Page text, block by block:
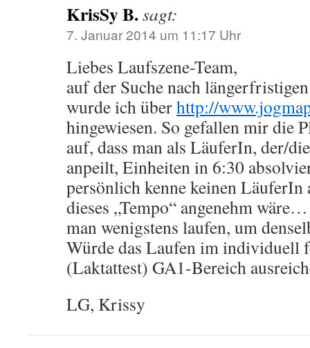
KrisSy B.sagt:
7. Januar 2014 um 11:17 Uhr
Liebes Laufszene-Team,
auf der Suche nach
wurde ich überhttp://
hingewiesen. So gefallen mir die
auf, dass man als LäuferIn, der/
anpeilt, Einheiten in 6:30
persönlich kenne keinen LäuferIn
dieses „Tempo“ angenehm
man wenigstens laufen, um
Würde das Laufen im individuell
(Laktattest) GA1-Bereich
LG, Krissy